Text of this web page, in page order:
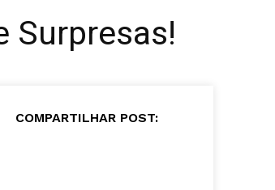
Surpresas!
COMPARTILHAR POST: